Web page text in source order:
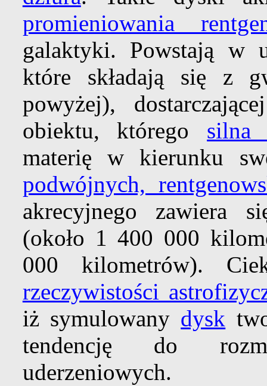
promieniowania
galaktyki. Powstają w
które składają się z
powyżej),
obiektu, którego silna
materię w kierunku
podwójnych,
akrecyjnego zawiera
(około 1 400 000
000 kilometrów).
rzeczywistości
iż symulowany dysk
tendencję do
uderzeniowych.